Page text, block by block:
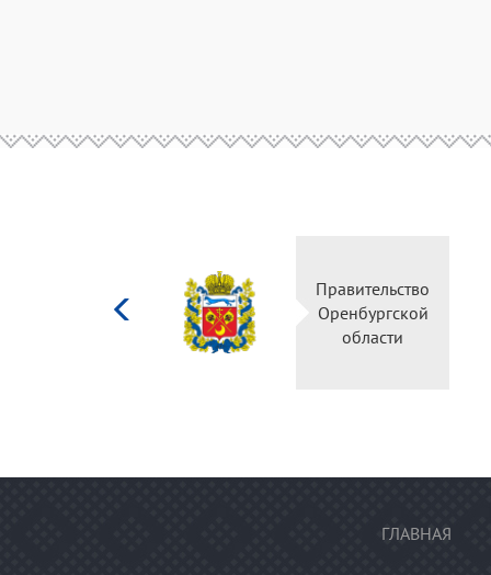
Правительство
Оренбургской
области
ГЛАВНАЯ